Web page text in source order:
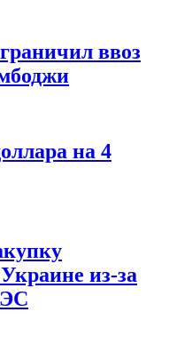
ввоз
на 4
из-за